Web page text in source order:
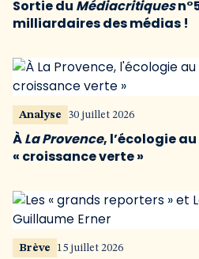
Sortie du Médiacritiques
milliardaires des médias !
Analyse 30 juillet 2026
ÀLa Provence, l’écologie
« croissance verte »
Brève 15 juillet 2026